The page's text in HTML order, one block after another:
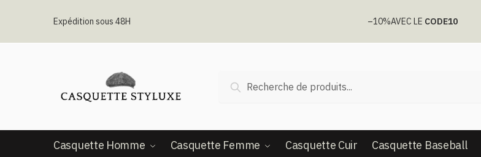
Expédition sous 48H –10%AVEC LE CODE10
pour :
Recherche
Casquette Homme Casquette Femme Casquette Cuir Casquette Baseball